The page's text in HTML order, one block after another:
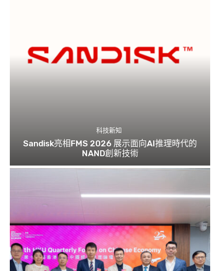
科技新知
Sandisk亮相FMS 2026 展示面向AI推理時代的
NAND創新技術